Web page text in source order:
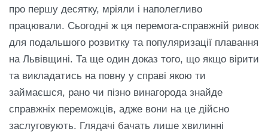
про першу десятку, мріяли і наполегливо
працювали. Сьогодні ж ця перемога-справжній ривок
для подальшого розвитку та популяризації плавання
на Львівщині. Та ще один доказ того, що якщо вірити
та викладатись на повну у справі якою ти
займаєшся, рано чи пізно винагорода знайде
справжніх переможців, адже вони на це дійсно
заслуговують. Глядачі бачать лише хвилинні